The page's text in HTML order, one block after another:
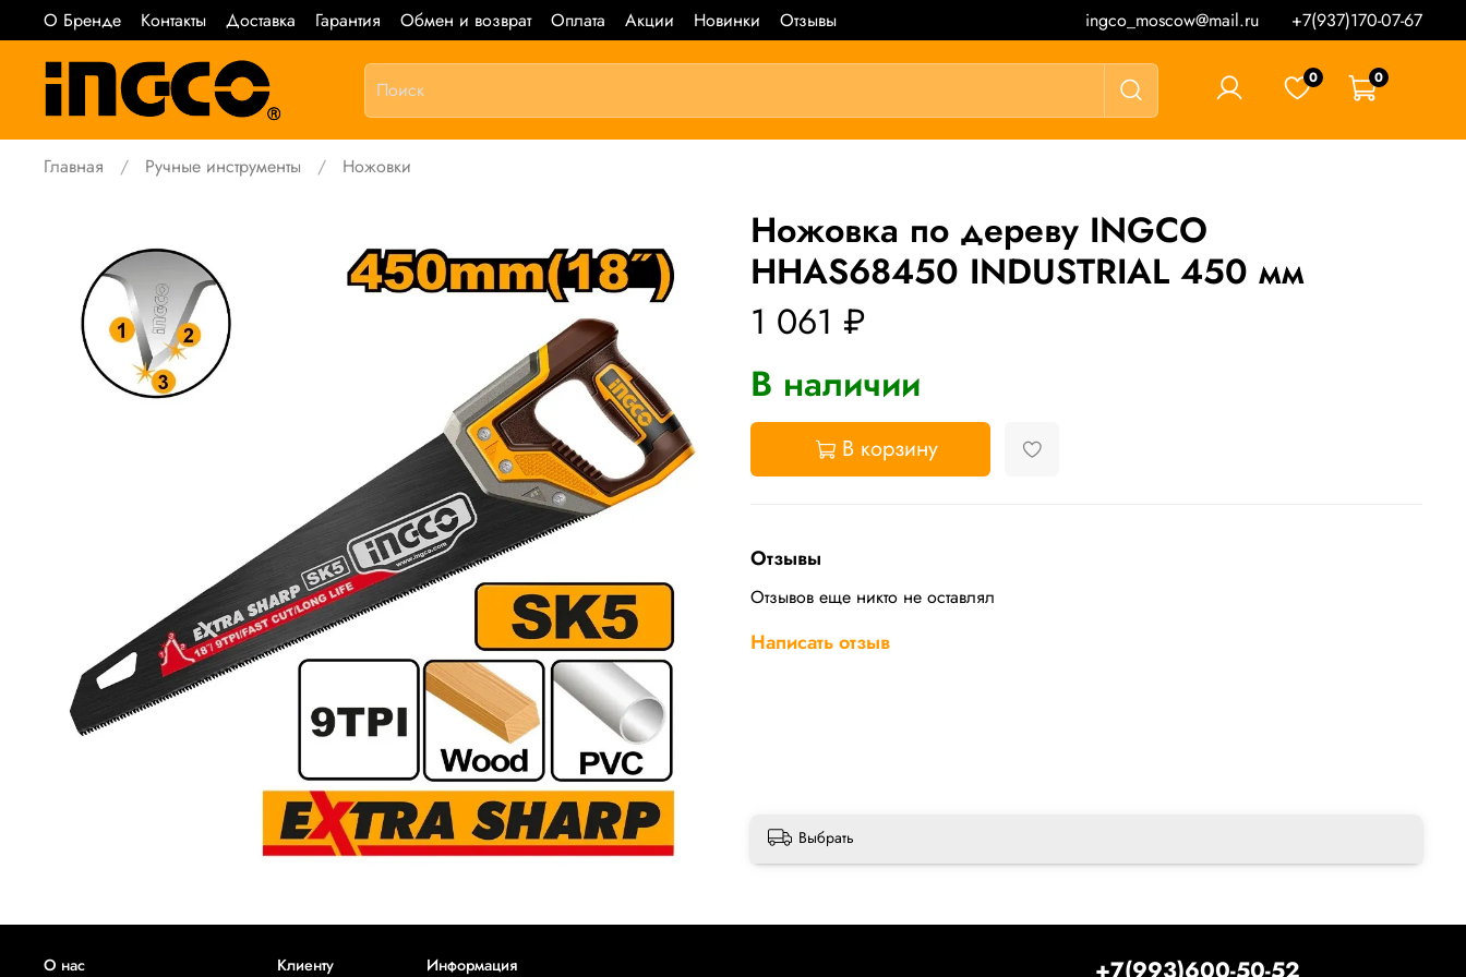
О Бренде Контакты Доставка Гарантия Обмен и возврат Оплата Акции Новинки Отзывы ingco_moscow@mail.ru +7(937)170-07-67
0 0
Главная Ручные инструменты Ножовки
Ножовка по дереву INGCO
HHAS68450 INDUSTRIAL 450 мм
1 061 ₽
В наличии
В корзину
Отзывы
Отзывов еще никто не оставлял
Написать отзыв
Выбрать
О нас Клиенту Информация